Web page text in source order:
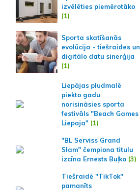
izvēlēties piemērotāko
(1)
Sporta skatīšanās
evolūcija - tiešraides un
digitālo datu sinerģija
(1)
Liepājas pludmalē
piekto gadu
norisināsies sporta
festivāls "Beach Games
Liepaja"(1)
"BL Serviss Grand
Slam" čempiona titulu
izcīna Ernests Buļko(3)
Tiešraidē "TikTok"
pamanīts